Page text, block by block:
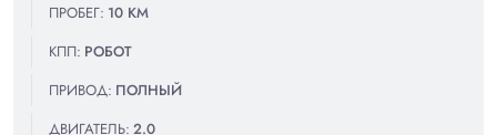
ПРОБЕГ: 10 КМ
КПП: РОБОТ
ПРИВОД: ПОЛНЫЙ
ДВИГАТЕЛЬ: 2.0